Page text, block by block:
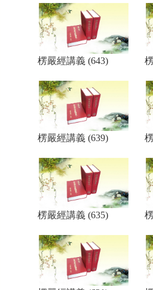
楞嚴經講義 (643)
楞嚴經講義 (639)
楞嚴經講義 (635)